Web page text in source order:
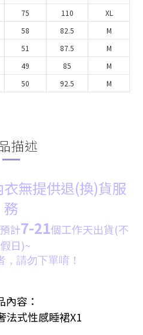
75 110
XL
58 82.5
M
51 87.5
M
49 85
M
50 92.5 M
描述
無提供退(換)貨服
務
計7-21個工作天出貨(不
日)~
請勿下單唷！
內容：
法式性感睡裙X1